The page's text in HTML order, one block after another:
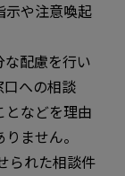
示や注意喚起
配慮を行い
口への相談
となどを理由
ません。
られた相談件